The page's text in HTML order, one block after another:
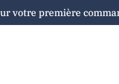
votre première